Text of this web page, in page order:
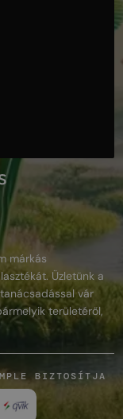
márkás
Üzletünk a
vár
területéről,
BIZTOSÍTJA